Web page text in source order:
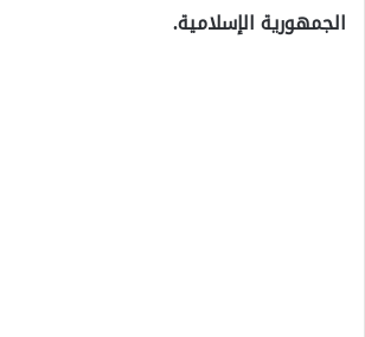
الجمهورية الإسلامية.